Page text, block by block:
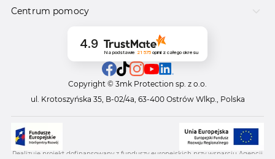
Centrum pomocy
4.9
Na podstawie 21 575opinii z całego okresu
Copyright © 3mk Protection sp. z o.o.
ul. Krotoszyńska 35, B-02/4a, 63-400 Ostrów Wlkp., Polska
Realizuje projekt dofinansowany z funduszy europejskich przy wsparciu Agencji